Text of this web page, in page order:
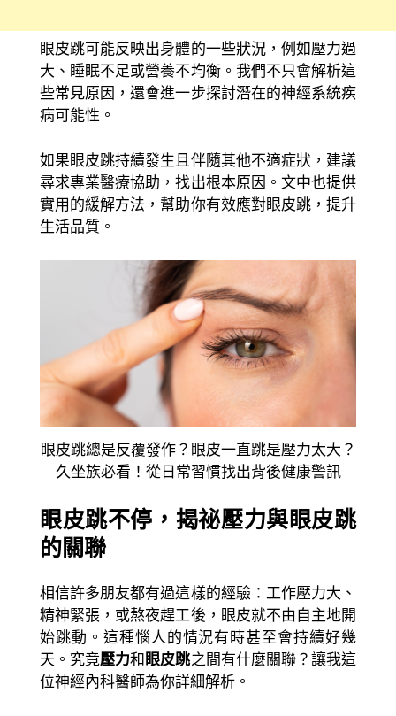
眼皮跳可能反映出身體的一些狀況，例如壓力過
大、睡眠不足或營養不均衡。我們不只會解析這
些常見原因，還會進一步探討潛在的神經系統疾
病可能性。
如果眼皮跳持續發生且伴隨其他不適症狀，建議
尋求專業醫療協助，找出根本原因。文中也提供
實用的緩解方法，幫助你有效應對眼皮跳，提升
生活品質。
眼皮跳總是反覆發作？眼皮一直跳是壓力太大？
久坐族必看！從日常習慣找出背後健康警訊
眼皮跳不停，揭祕壓力與眼皮跳
的關聯
相信許多朋友都有過這樣的經驗：工作壓力大、
精神緊張，或熬夜趕工後，眼皮就不由自主地開
始跳動。這種惱人的情況有時甚至會持續好幾
天。究竟壓力和 眼皮跳之間有什麼關聯？讓我這
位神經內科醫師為你詳細解析。